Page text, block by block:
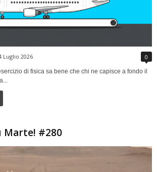
Luglio 2026 0
di fisica sa bene che chi ne capisce a fondo il
Marte! #280